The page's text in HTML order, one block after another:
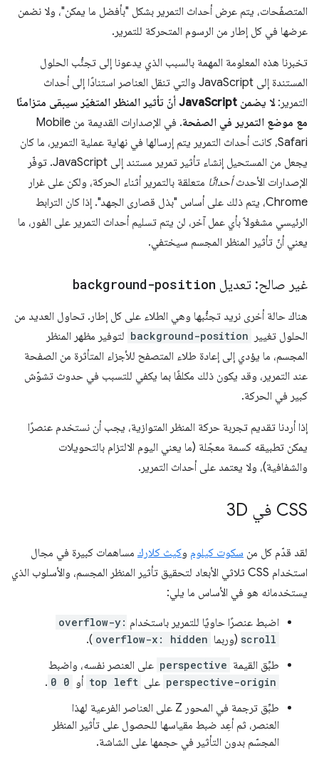
المتصفّحات، يتم عرض أحداث التمرير بشكل "بأفضل ما يمكن"، ولا نضمن
عرضها في كل إطار من الرسوم المتحركة للتمرير.
تخبرنا هذه المعلومة المهمة بالسبب الذي يدعونا إلى تجنُّب الحلول
المستندة إلى JavaScript والتي تنقل العناصر استنادًا إلى أحداث
التمرير:
لا يضمن JavaScript أنّ تأثير المنظر المتغيّر سيبقى متزامنًا
مع موضع التمرير في الصفحة
. في الإصدارات القديمة من Mobile
Safari، كانت أحداث التمرير يتم إرسالها في نهاية عملية التمرير، ما كان
يجعل من المستحيل إنشاء تأثير تمرير مستند إلى JavaScript. توفّر
الإصدارات الأحدثأحداثًا متعلقة بالتمرير أثناء الحركة، ولكن على غرار
Chrome، يتم ذلك على أساس "بذل قصارى الجهد". إذا كان الترابط
الرئيسي مشغولاً بأي عمل آخر، لن يتم تسليم أحداث التمرير على الفور، ما
يعني أنّ تأثير المنظر المجسم سيختفي.
غير صالح: تعديل background-position
هناك حالة أخرى نريد تجنُّبها وهي الطلاء على كل إطار. تحاول العديد من
الحلول تغيير
background-position لتوفير مظهر المنظر
المجسم، ما يؤدي إلى إعادة طلاء المتصفح للأجزاء المتأثرة من الصفحة
عند التمرير، وقد يكون ذلك مكلفًا بما يكفي للتسبب في حدوث تشوّش
كبير في الحركة.
إذا أردنا تقديم تجربة حركة المنظر المتوازية، يجب أن نستخدم عنصرًا
يمكن تطبيقه كسمة معجّلة (ما يعني اليوم الالتزام بالتحويلات
والشفافية)، ولا يعتمد على أحداث التمرير.
CSS في 3D
لقد قدّم كل من سكوت كيلوم وكيث كلارك مساهمات كبيرة في مجال
استخدام CSS ثلاثي الأبعاد لتحقيق تأثير المنظر المجسم، والأسلوب الذي
يستخدمانه هو في الأساس ما يلي:
اضبط عنصرًا حاويًا للتمرير باستخدام overflow-y:
scroll (وربما overflow-x: hidden
).
طبِّق القيمة perspective على العنصر نفسه، واضبط
perspective-origin على top left أو 0 0
.
طبِّق ترجمة في المحور Z على العناصر الفرعية لهذا
العنصر، ثم أعِد ضبط مقياسها للحصول على تأثير المنظر
المجسّم بدون التأثير في حجمها على الشاشة.